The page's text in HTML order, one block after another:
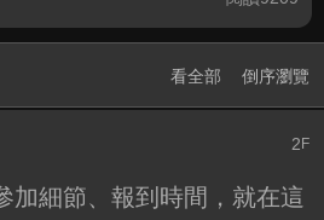
看全部 倒序瀏覽
2 F
加細節、報到時間，就在這